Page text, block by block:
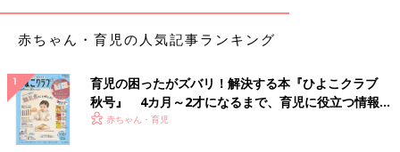
赤ちゃん・育児の人気記事ランキング
育児の困ったがズバリ！解決する本『ひよこクラブ
秋号』 4カ月～2才になるまで、育児に役立つ情報が
いっぱい！
赤ちゃん・育児